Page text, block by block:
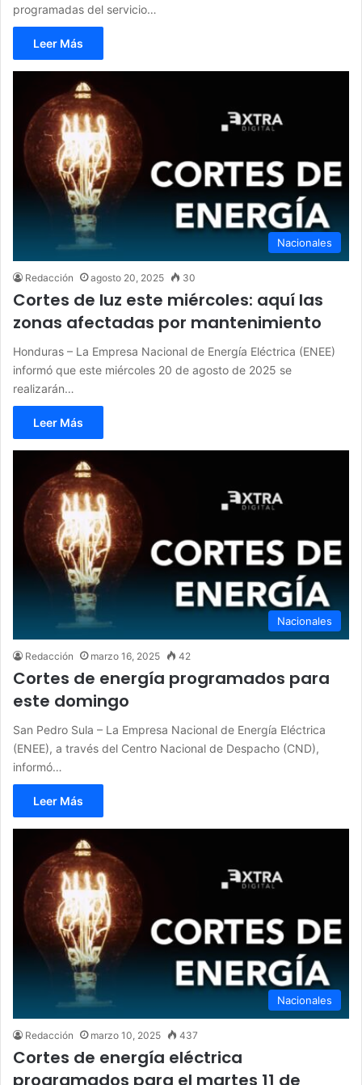
programadas del servicio…
Leer Más
Nacionales
Redacción agosto 20, 2025 30
Cortes de luz este miércoles: aquí las
zonas afectadas por mantenimiento
Honduras – La Empresa Nacional de Energía Eléctrica (ENEE)
informó que este miércoles 20 de agosto de 2025 se
realizarán…
Leer Más
Nacionales
Redacción marzo 16, 2025 42
Cortes de energía programados para
este domingo
San Pedro Sula – La Empresa Nacional de Energía Eléctrica
(ENEE), a través del Centro Nacional de Despacho (CND),
informó…
Leer Más
Nacionales
Redacción marzo 10, 2025 437
Cortes de energía eléctrica
programados para el martes 11 de